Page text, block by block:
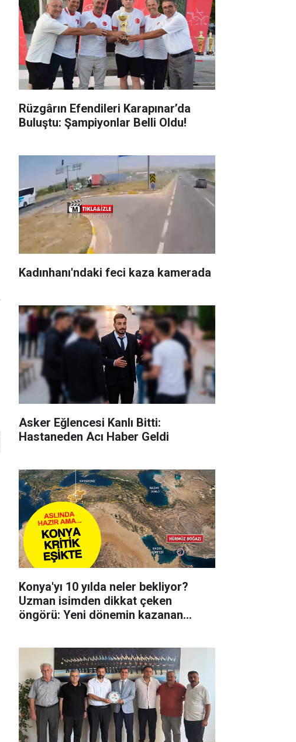
Rüzgârın Efendileri Karapınar’da
Buluştu: Şampiyonlar Belli Oldu!
Kadınhanı'ndaki feci kaza kamerada
Asker Eğlencesi Kanlı Bitti:
Hastaneden Acı Haber Geldi
Konya'yı 10 yılda neler bekliyor?
Uzman isimden dikkat çeken
öngörü: Yeni dönemin kazanan